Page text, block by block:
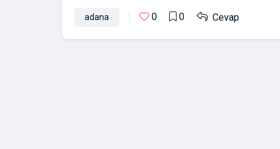
adana 0 0 Cevap